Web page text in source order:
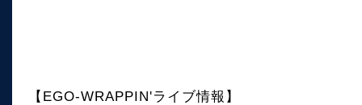
【EGO-WRAPPIN'ライブ情報】